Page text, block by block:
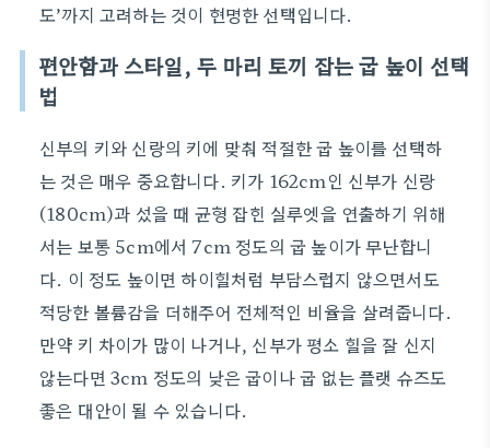
도’까지 고려하는 것이 현명한 선택입니다.
편안함과 스타일, 두 마리 토끼 잡는 굽 높이 선택
법
신부의 키와 신랑의 키에 맞춰 적절한 굽 높이를 선택하
는 것은 매우 중요합니다. 키가 162cm인 신부가 신랑
(180cm)과 섰을 때 균형 잡힌 실루엣을 연출하기 위해
서는 보통 5cm에서 7cm 정도의 굽 높이가 무난합니
다. 이 정도 높이면 하이힐처럼 부담스럽지 않으면서도
적당한 볼륨감을 더해주어 전체적인 비율을 살려줍니다.
만약 키 차이가 많이 나거나, 신부가 평소 힐을 잘 신지
않는다면 3cm 정도의 낮은 굽이나 굽 없는 플랫 슈즈도
좋은 대안이 될 수 있습니다.